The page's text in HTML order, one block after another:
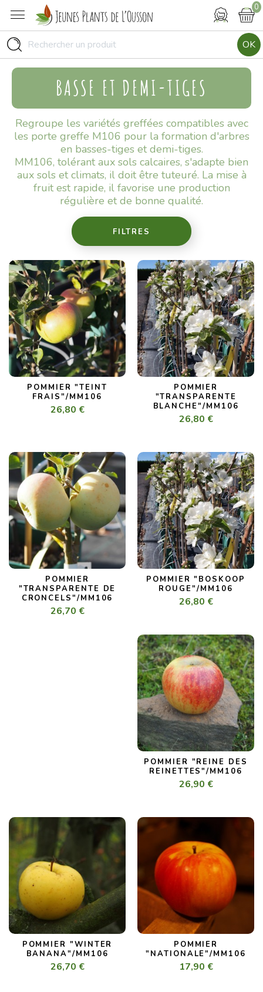
0
OK
BASSE ET DEMI-TIGES
Regroupe les variétés greffées compatibles avec
les porte greffe M106 pour la formation d'arbres
en basses-tiges et demi-tiges.
MM106, tolérant aux sols calcaires, s'adapte bien
aux sols et climats, il doit être tuteuré. La mise à
fruit est rapide, il favorise une production
régulière et de bonne qualité.
FILTRES
POMMIER "TEINT
FRAIS"/MM106
26,80 €
POMMIER
"TRANSPARENTE
BLANCHE"/MM106
26,80 €
POMMIER
"TRANSPARENTE DE
CRONCELS"/MM106
26,70 €
POMMIER "BOSKOOP
ROUGE"/MM106
26,80 €
POMMIER "REINE DES
REINETTES"/MM106
26,90 €
POMMIER "WINTER
BANANA"/MM106
26,70 €
POMMIER
"NATIONALE"/MM106
17,90 €